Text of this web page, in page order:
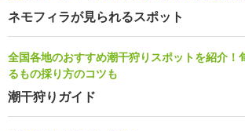
ネモフィラが見られるスポット
全国各地のおすすめ潮干狩りスポットを紹介！
るもの採り方のコツも
潮干狩りガイド